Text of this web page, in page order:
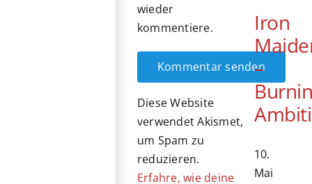
wieder
kommentiere.
Diese Website
verwendet Akismet,
um Spam zu
reduzieren.
Erfahre, wie deine
Iron
–
10.
Mai